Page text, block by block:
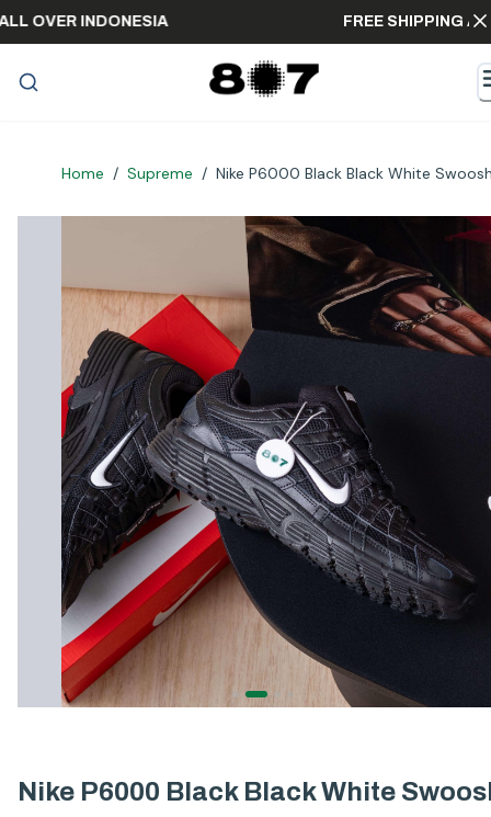
ALL OVER INDONESIA FREE
Home / Supreme / Nike P6000 Black Black White
Nike P6000 Black Black White